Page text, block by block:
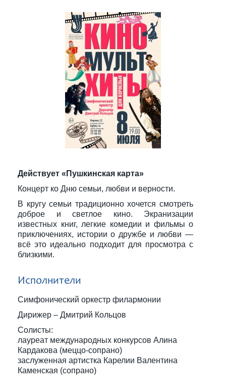
Действует «Пушкинская карта»
Концерт ко Дню семьи, любви и верности.
В кругу семьи традиционно хочется смотреть
доброе и светлое кино. Экранизации
известных книг, легкие комедии и фильмы о
приключениях, истории о дружбе и любви —
всё это идеально подходит для просмотра с
близкими.
Исполнители
Симфонический оркестр филармонии
Дирижер – Дмитрий Кольцов
Солисты:
лауреат международных конкурсов Алина
Кардакова (меццо-сопрано)
заслуженная артистка Карелии Валентина
Каменская (сопрано)